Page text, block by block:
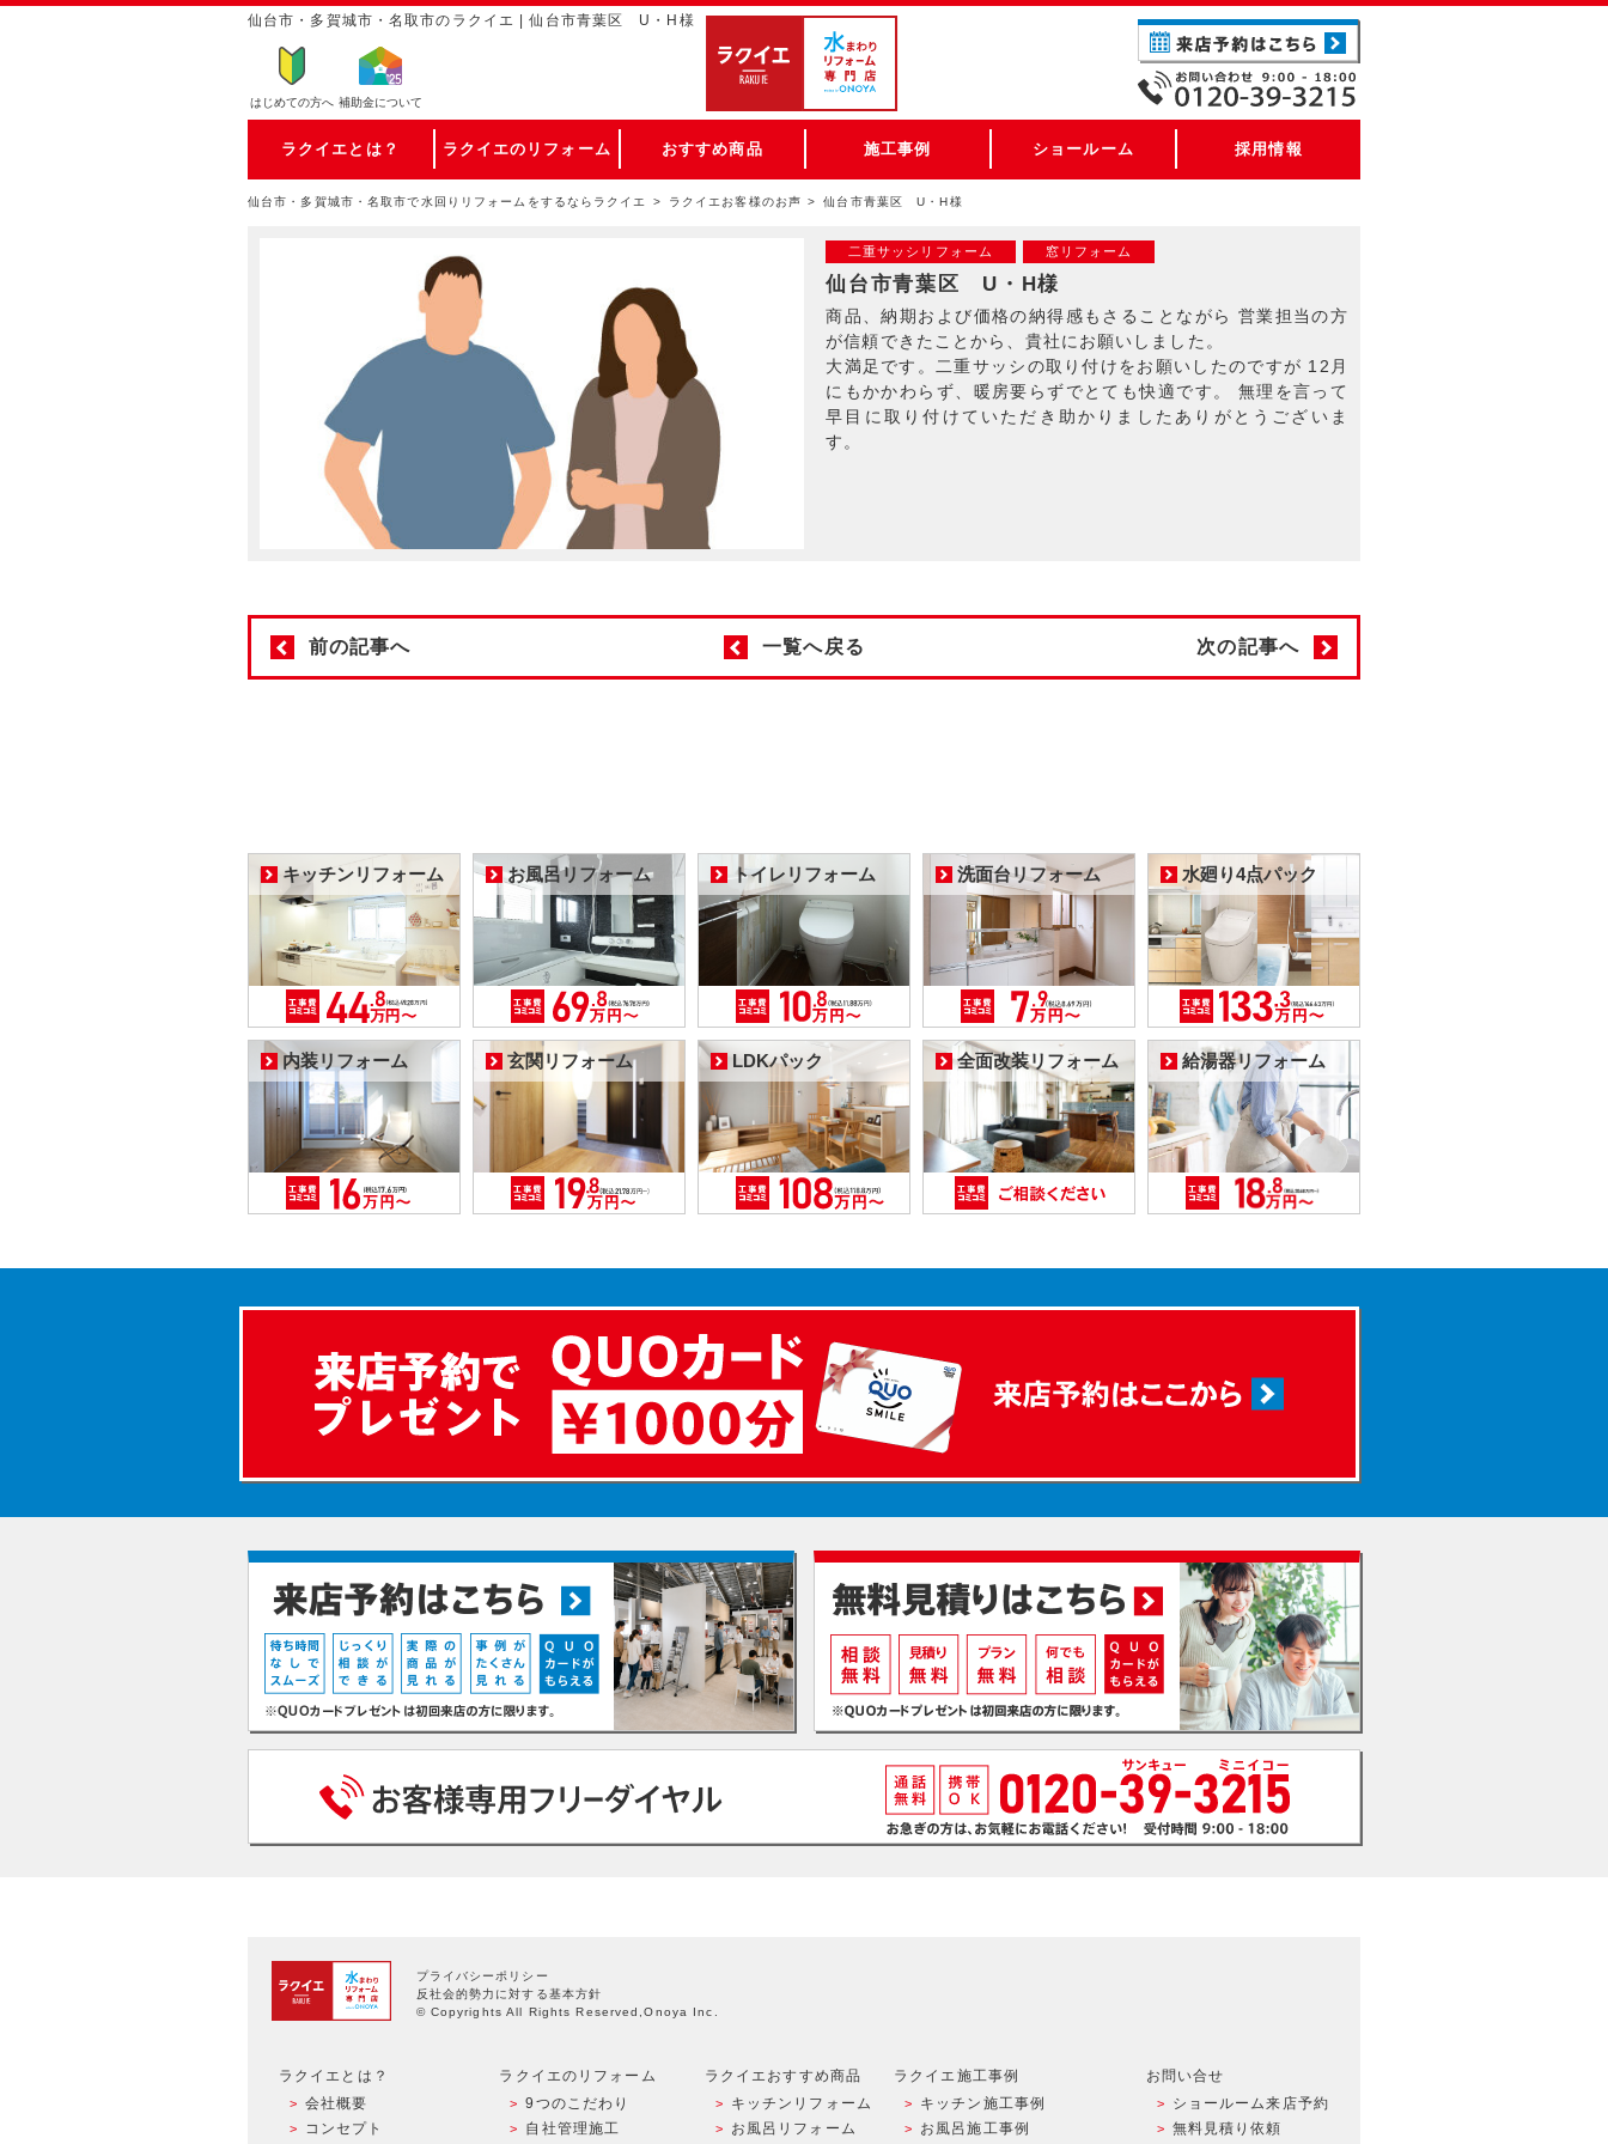
仙台市・多賀城市・名取市のラクイエ | 仙台市青葉区 U・H様
はじめての方へ 補助金について
ラクイエとは？ ラクイエのリフォーム おすすめ商品 施工事例 ショールーム 採用情報
仙台市・多賀城市・名取市で水回りリフォームをするならラクイエ ラクイエお客様のお声 仙台市青葉区 U・H様
二重サッシリフォーム 窓リフォーム
仙台市青葉区 U・H様
商品、納期および価格の納得感もさることながら 営業担当の方
が信頼できたことから、貴社にお願いしました。
大満足です。二重サッシの取り付けをお願いしたのですが 12月
にもかかわらず、暖房要らずでとても快適です。 無理を言って
早目に取り付けていただき助かりましたありがとうございま
す。
前の記事へ 一覧へ戻る 次の記事へ
キッチンリフォーム お風呂リフォーム トイレリフォーム 洗面台リフォーム 水廻り4点パック
内装リフォーム 玄関リフォーム LDKパック 全面改装リフォーム 給湯器リフォーム
プライバシーポリシー
反社会的勢力に対する基本方針
© Copyrights All Rights Reserved,Onoya Inc.
ラクイエとは？
会社概要
コンセプト
ラクイエのリフォーム
9つのこだわり
自社管理施工
ラクイエおすすめ商品
キッチンリフォーム
お風呂リフォーム
ラクイエ施工事例
キッチン施工事例
お風呂施工事例
お問い合せ
ショールーム来店予約
無料見積り依頼